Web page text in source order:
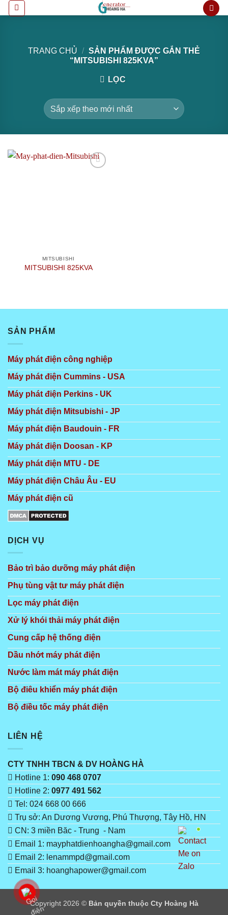
qua
TRANG CHỦ / SẢN PHẨM ĐƯỢC GẮN THẺ
“MITSUBISHI 825KVA”
LỌC
MITSUBISHI
MITSUBISHI 825KVA
SẢN PHẨM
Máy phát điện công nghiệp
Máy phát điện Cummins - USA
Máy phát điện Perkins - UK
Máy phát điện Mitsubishi - JP
Máy phát điện Baudouin - FR
Máy phát điện Doosan - KP
Máy phát điện MTU - DE
Máy phát điện Châu Âu - EU
Máy phát điện cũ
DỊCH VỤ
Bảo trì bảo dưỡng máy phát điện
Phụ tùng vật tư máy phát điện
Lọc máy phát điện
Xử lý khói thải máy phát điện
Cung cấp hệ thống điện
Dầu nhớt máy phát điện
Nước làm mát máy phát điện
Bộ điêu khiển máy phát điện
Bộ điều tốc máy phát điện
LIÊN HỆ
CTY TNHH TBCN & DV HOÀNG HÀ
Hotline 1: 090 468 0707
Hotline 2: 0977 491 562
Tel: 024 668 00 666
Trụ sở: An Dương Vương, Phú Thượng, Tây Hồ, HN
CN: 3 miền Băc - Trung - Nam
Email 1: mayphatdienhoangha@gmail.com
Email 2: lenammpd@gmail.com
Email 3: hoanghapower@gmail.com
Copyright 2026 © Bản quyền thuộc Cty Hoàng Hà